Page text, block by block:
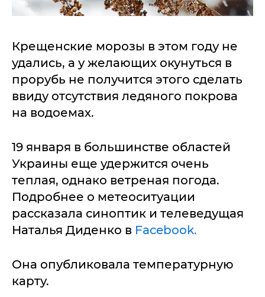
Крещенские морозы в этом году не
удались, а у желающих окунуться в
прорубь не получится этого сделать
ввиду отсутствия ледяного покрова
на водоемах.
19 января в большинстве областей
Украины еще удержится очень
теплая, однако ветреная погода.
Подробнее о метеоситуации
рассказала синоптик и телеведущая
Наталья Диденко в Facebook.
Она опубликовала температурную
карту.